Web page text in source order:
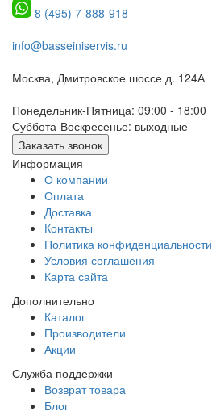
8 (495) 7-888-918
info@basseiniservis.ru
Москва, Дмитровское шоссе д. 124А
Понедельник-Пятница: 09:00 - 18:00
Суббота-Воскресенье: выходные
Заказать звонок
Информация
О компании
Оплата
Доставка
Контакты
Политика конфиденциальности
Условия соглашения
Карта сайта
Дополнительно
Каталог
Производители
Акции
Служба поддержки
Возврат товара
Блог